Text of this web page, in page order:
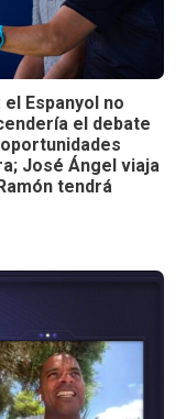
el Espanyol no
el debate
José Ángel viaja
tendrá